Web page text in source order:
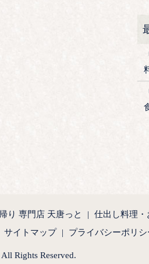
り 専門店 天唐っと 仕出し料理・
サイトマップ プライバシーポリシ
Rights Reserved.